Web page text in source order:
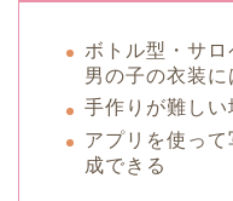
ボトル型・サ
男の子の衣装に
手作りが難し
アプリを使っ
成できる